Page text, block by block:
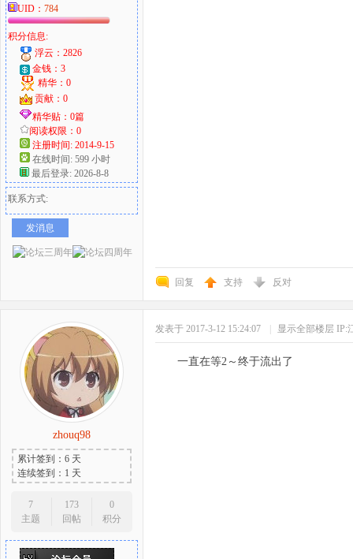
UID： 784
积分信息:
浮云：2826
金钱：3
精华：0
贡献：0
精华贴：0篇
阅读权限：0
注册时间: 2014-9-15
在线时间: 599 小时
最后登录: 2026-8-8
联系方式:
发消息
回复 支持 反对
zhouq98
累计签到：6 天
连续签到：1 天
7
主题
173
回帖
0
积分
发表于 2017-3-12 15:24:07 显示全部楼层 IP:
一直在等2～终于流出了